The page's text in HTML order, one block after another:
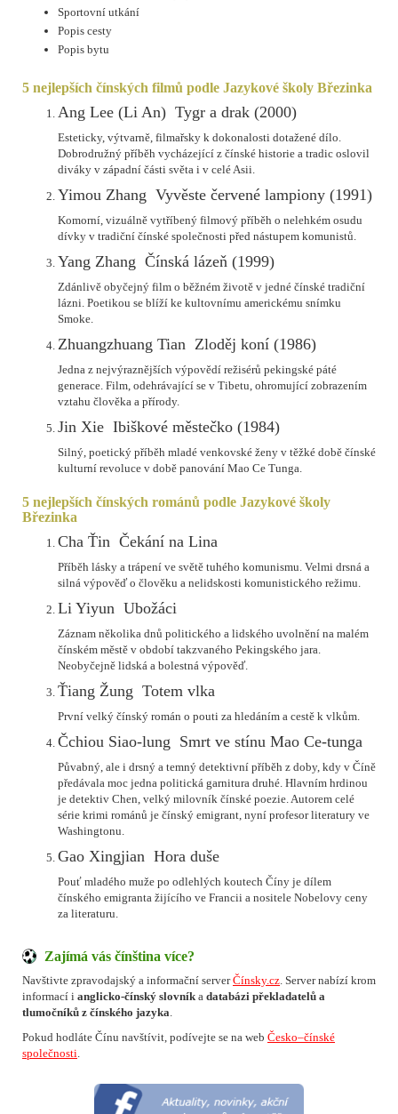
Sportovní utkání
Popis cesty
Popis bytu
5 nejlepších čínských filmů podle Jazykové školy Březinka
Ang Lee (Li An)  Tygr a drak (2000)
Esteticky, výtvarně, filmařsky k dokonalosti dotažené dílo.
Dobrodružný příběh vycházející z čínské historie a tradic oslovil
diváky v západní části světa i v celé Asii.
Yimou Zhang  Vyvěste červené lampiony (1991)
Komorní, vizuálně vytříbený filmový příběh o nelehkém osudu
dívky v tradiční čínské společnosti před nástupem komunistů.
Yang Zhang  Čínská lázeň (1999)
Zdánlivě obyčejný film o běžném životě v jedné čínské tradiční
lázni. Poetikou se blíží ke kultovnímu americkému snímku
Smoke.
Zhuangzhuang Tian  Zloděj koní (1986)
Jedna z nejvýraznějších výpovědí režisérů pekingské páté
generace. Film, odehrávající se v Tibetu, ohromující zobrazením
vztahu člověka a přírody.
Jin Xie  Ibiškové městečko (1984)
Silný, poetický příběh mladé venkovské ženy v těžké době čínské
kulturní revoluce v době panování Mao Ce Tunga.
5 nejlepších čínských románů podle Jazykové školy
Březinka
Cha Ťin  Čekání na Lina
Příběh lásky a trápení ve světě tuhého komunismu. Velmi drsná a
silná výpověď o člověku a nelidskosti komunistického režimu.
Li Yiyun  Ubožáci
Záznam několika dnů politického a lidského uvolnění na malém
čínském městě v období takzvaného Pekingského jara.
Neobyčejně lidská a bolestná výpověď.
Ťiang Žung  Totem vlka
První velký čínský román o pouti za hledáním a cestě k vlkům.
Čchiou Siao-lung  Smrt ve stínu Mao Ce-tunga
Půvabný, ale i drsný a temný detektivní příběh z doby, kdy v Číně
předávala moc jedna politická garnitura druhé. Hlavním hrdinou
je detektiv Chen, velký milovník čínské poezie. Autorem celé
série krimi románů je čínský emigrant, nyní profesor literatury ve
Washingtonu.
Gao Xingjian  Hora duše
Pouť mladého muže po odlehlých koutech Číny je dílem
čínského emigranta žijícího ve Francii a nositele Nobelovy ceny
za literaturu.
Zajímá vás čínština více?
Navštivte zpravodajský a informační serverČínsky.cz. Server nabízí krom
informací i anglicko-čínský slovník a databázi překladatelů a
tlumočníků z čínského jazyka.
Pokud hodláte Čínu navštívit, podívejte se na web Česko–čínské
společnosti.